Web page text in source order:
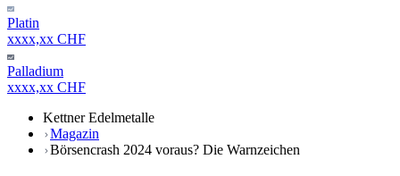
Platin
xxxx,xx CHF
Palladium
xxxx,xx CHF
Kettner Edelmetalle
Magazin
Börsencrash 2024 voraus? Die Warnzeichen